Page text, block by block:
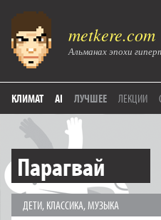
metkere.com
Альманах эпохи
КЛИМАТ AI ЛУЧШЕЕ ЛЕКЦИИ
Парагвай
ДЕТИ, КЛАССИКА,МУЗЫКА